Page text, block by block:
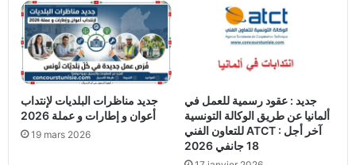
جديد مناظرات البلديات لإنتداب
أعوان و إطارات و عملة 2026
19 mars 2026
جديد : عقود رسمية للعمل في
ألمانيا عن طريق الوكالة التونسية
للتعاون الفني ATCT : آخر أجل
18 جانفي 2026